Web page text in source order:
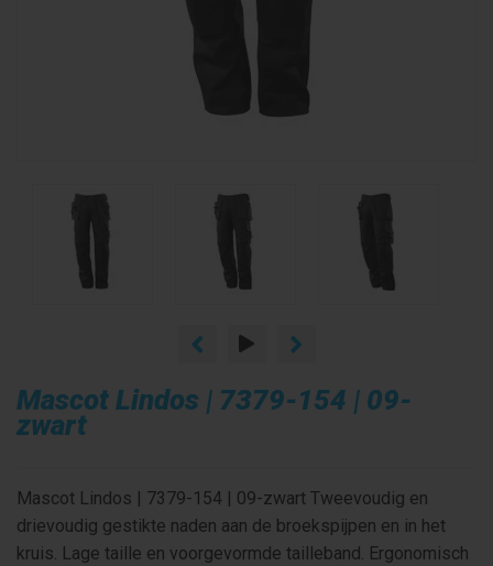
Mascot Lindos | 7379-154 | 09-
zwart
Mascot Lindos | 7379-154 | 09-zwart Tweevoudig en
drievoudig gestikte naden aan de broekspijpen en in het
kruis. Lage taille en voorgevormde tailleband. Ergonomisch